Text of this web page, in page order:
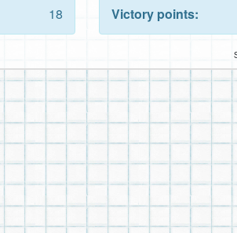
18
Victory points: